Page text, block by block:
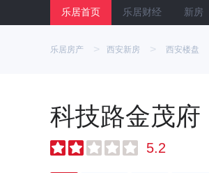
乐居首页 乐居财经 新房
乐居房产 > 西安新房 > 西安楼盘
科技路金茂府
5.2